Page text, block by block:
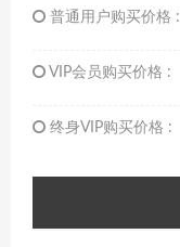
普通用户购买价格 :
VIP会员购买价格 :
终身VIP购买价格 :